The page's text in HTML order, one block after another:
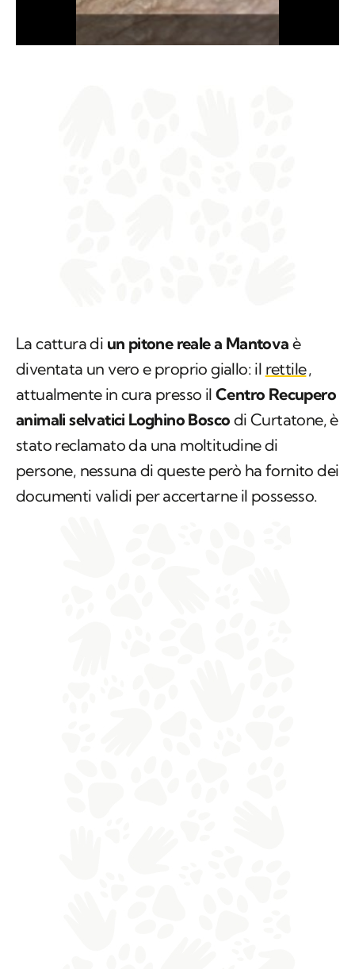
La cattura di un pitone reale a Mantova è
diventata un vero e proprio giallo: il rettile,
attualmente in cura presso il Centro Recupero
animali selvatici Loghino Bosco di Curtatone, è
stato reclamato da una moltitudine di
persone, nessuna di queste però ha fornito dei
documenti validi per accertarne il possesso.